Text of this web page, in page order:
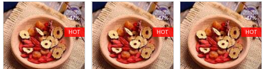
-47%
HOT
-47%
HOT
-47%
HOT